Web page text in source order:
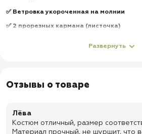
✅ Ветровка укороченная на молнии
✅ 2 прорезных кармана (листочка)
✅ Шлевки под ремень
✅ Доставка по всей России
✅ Быстрая отправка
Развернуть
Отзывы о товаре
Лёва
Костюм отличный, размер
Материал прочный, не шуршит, что